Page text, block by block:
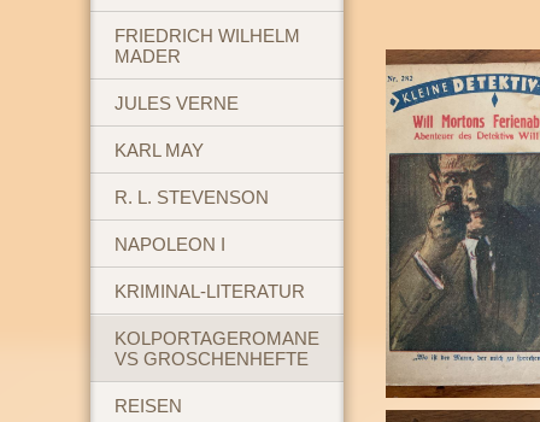
FRIEDRICH WILHELM
MADER
JULES VERNE
KARL MAY
R. L. STEVENSON
NAPOLEON I
KRIMINAL-LITERATUR
KOLPORTAGEROMANE
VS GROSCHENHEFTE
REISEN